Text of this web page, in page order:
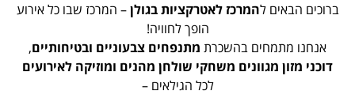
ברוכים הבאים להמרכז לאטרקציות בגולן– המרכז שבו כל אירוע
הופך לחוויה!
אנחנו מתמחים בהשכרת מתנפחים צבעוניים ובטיחותיים,
דוכני מזון מגוונים משחקי שולחן מהנים ומוזיקה לאירועים
לכל הגילאים –